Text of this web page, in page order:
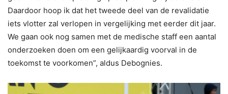
Daardoor hoop ik dat het tweede deel van de revalidatie
iets vlotter zal verlopen in vergelijking met eerder dit jaar.
We gaan ook nog samen met de medische staff een aantal
onderzoeken doen om een gelijkaardig voorval in de
toekomst te voorkomen”, aldus Debognies.